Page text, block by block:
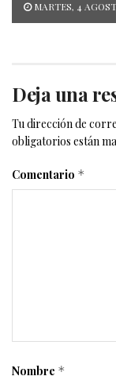
MARTES, 4
Deja una
Tu dirección de
obligatorios están
Comentario *
Nombre *